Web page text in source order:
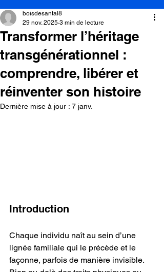
Transformer l’héritage
transgénérationnel :
comprendre, libérer et
réinventer son histoire
boisdesantal8
29 nov. 2025 3 min de lecture
Dernière mise à jour : 7 janv.
Introduction
Chaque individu naît au sein d’une
lignée familiale qui le précède et le
façonne, parfois de manière invisible.